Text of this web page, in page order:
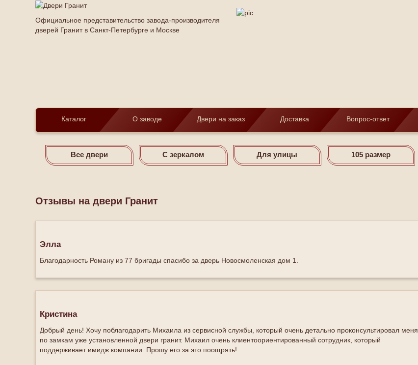
Официальное представительство завода-производителя
дверей Гранит в Санкт-Петербурге и Москве
Каталог О заводе Двери на заказ Доставка Вопрос-ответ
Все двери С зеркалом Для улицы 105 размер
Отзывы на двери Гранит
Элла
Благодарность Роману из 77 бригады спасибо за дверь Новосмоленская дом 1.
Кристина
Добрый день! Хочу поблагодарить Михаила из сервисной службы, который очень детально проконсультировал меня
по замкам уже установленной двери гранит. Михаил очень клиентоориентированный сотрудник, который
поддерживает имидж компании. Прошу его за это поощрять!